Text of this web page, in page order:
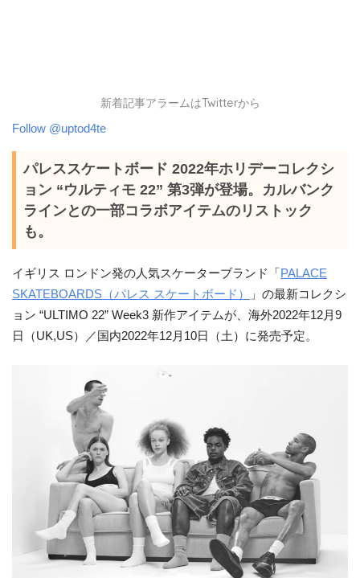
新着記事アラームはTwitterから
Follow @uptod4te
パレススケートボード 2022年ホリデーコレクシ
ョン “ウルティモ 22” 第3弾が登場。カルバンク
ラインとの一部コラボアイテムのリストック
も。
イギリス ロンドン発の人気スケーターブランド「 PALACE
SKATEBOARDS（パレス スケートボード）
」の最新コレクシ
ョン “ULTIMO 22” Week3 新作アイテムが、海外2022年12月9
日（UK,US）／国内2022年12月10日（土）に発売予定。